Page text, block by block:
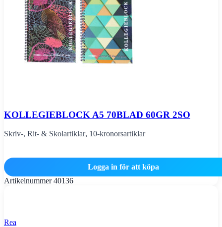
KOLLEGIEBLOCK A5 70BLAD 60GR 2SO
Skriv-, Rit- & Skolartiklar, 10-kronorsartiklar
Logga in för att köpa
Artikelnummer40136
Rea